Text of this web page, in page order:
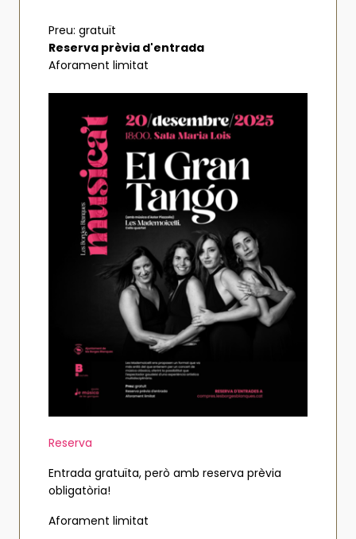
Preu: gratuït
Reserva prèvia d'entrada
Aforament limitat
Reserva
Entrada gratuïta, però amb reserva prèvia
obligatòria!
Aforament limitat